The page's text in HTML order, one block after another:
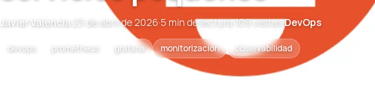
Javier Valencia· 23 de abril de 2026·5 min de lectura·109 visitas·DevOps
devops prometheus grafana monitorizacion observabilidad